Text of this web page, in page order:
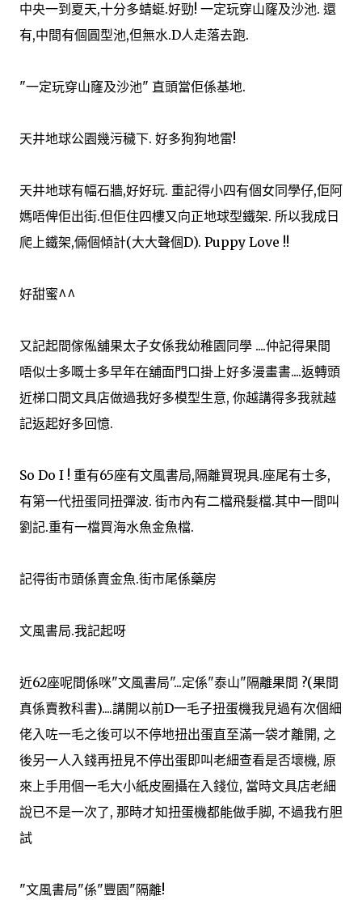
中央一到夏天,十分多蜻蜓.好勁! 一定玩穿山窿及沙池. 還
有,中間有個圓型池,但無水.D人走落去跑.
"一定玩穿山窿及沙池" 直頭當佢係基地.
天井地球公園幾污穢下. 好多狗狗地雷!
天井地球有幅石牆,好好玩. 重記得小四有個女同學仔,佢阿
媽唔俾佢出街.但佢住四樓又向正地球型鐵架. 所以我成日
爬上鐵架,倆個傾計(大大聲個D). Puppy Love !!
好甜蜜^^
又記起間傢俬舖果太子女係我幼稚園同學 ....仲記得果間
唔似士多嘅士多早年在舖面門口掛上好多漫畫書....返轉頭
近梯口間文具店做過我好多模型生意, 你越講得多我就越
記返起好多回憶.
So Do I ! 重有65座有文風書局,隔離買現具.座尾有士多,
有第一代扭蛋同扭彈波. 街市內有二檔飛髮檔.其中一間叫
劉記.重有一檔買海水魚金魚檔.
記得街市頭係賣金魚.街市尾係藥房
文風書局.我記起呀
近62座呢間係咪"文風書局"...定係"泰山"隔離果間 ?(果間
真係賣教科書)....講開以前D一毛子扭蛋機我見過有次個細
佬入咗一毛之後可以不停地扭出蛋直至滿一袋才離開, 之
後另一人入錢再扭見不停出蛋即叫老細查看是否壞機, 原
來上手用個一毛大小紙皮圈攝在入錢位, 當時文具店老細
說已不是一次了, 那時才知扭蛋機都能做手脚, 不過我冇胆
試
"文風書局"係"豐園"隔離!